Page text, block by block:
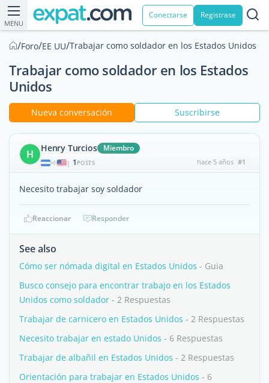
MENU
Conectarse Registrase
/Foro/EE UU/Trabajar como soldador en los Estados Unidos
Trabajar como soldador en los Estados
Unidos
Nueva conversación Suscribirse
H Henry Turcios Miembro
| 1 POSTS hace 5 años #1
Necesito trabajar soy soldador
Reaccionar Responder
See also
Cómo ser nómada digital en Estados Unidos - Guia
Busco consejo para encontrar trabajo en los Estados
Unidos como soldador - 2 Respuestas
Trabajar de carnicero en Estados Unidos - 2 Respuestas
Necesito trabajar en estado Unidos - 6 Respuestas
Trabajar de albañil en Estados Unidos - 2 Respuestas
Orientación para trabajar en Estados Unidos - 6